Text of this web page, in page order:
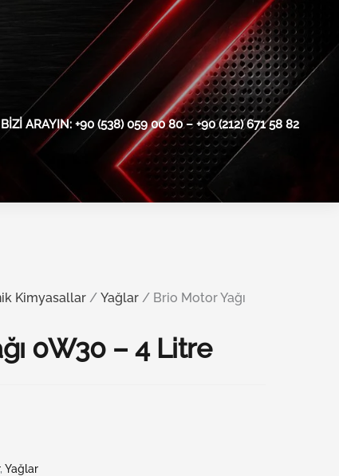
BIZI ARAYIN: +90 (538) 059 00 80 – +90 (212) 671 58 82
Kimyasallar /Yağlar / Brio Motor Yağı
0W30 – 4 Litre
,Yağlar